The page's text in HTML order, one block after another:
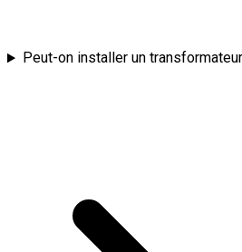
Peut-on installer un